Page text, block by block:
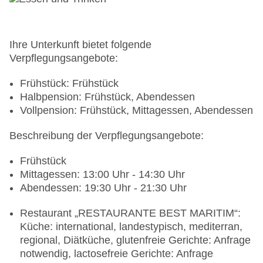
Ihre Unterkunft bietet folgende
Verpflegungsangebote:
Frühstück: Frühstück
Halbpension: Frühstück, Abendessen
Vollpension: Frühstück, Mittagessen, Abendessen
Beschreibung der Verpflegungsangebote:
Frühstück
Mittagessen: 13:00 Uhr - 14:30 Uhr
Abendessen: 19:30 Uhr - 21:30 Uhr
Restaurant „RESTAURANTE BEST MARITIM“:
Küche: international, landestypisch, mediterran,
regional, Diätküche, glutenfreie Gerichte: Anfrage
notwendig, lactosefreie Gerichte: Anfrage